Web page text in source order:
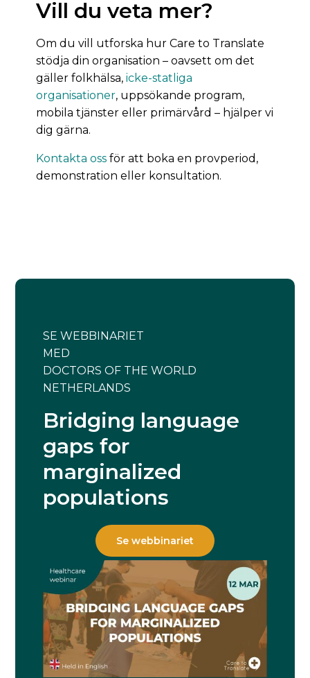
Vill du veta mer?
Om du vill utforska hur Care to Translate
stödja din organisation – oavsett om det
gäller folkhälsa,icke-statliga
organisationer, uppsökande program,
mobila tjänster eller primärvård – hjälper vi
dig gärna.
Kontakta oss för att boka en provperiod,
demonstration eller konsultation.
SE WEBBINARIET
MED
DOCTORS OF THE WORLD
NETHERLANDS
Bridging language
gaps for
marginalized
populations
Se webbinariet